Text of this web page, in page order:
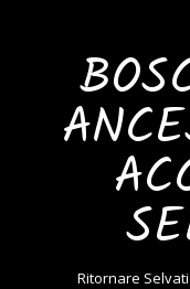
Ritornare